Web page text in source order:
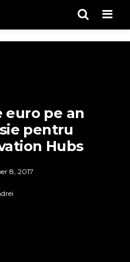
euro pe an
pentru
Hubs
8, 2017